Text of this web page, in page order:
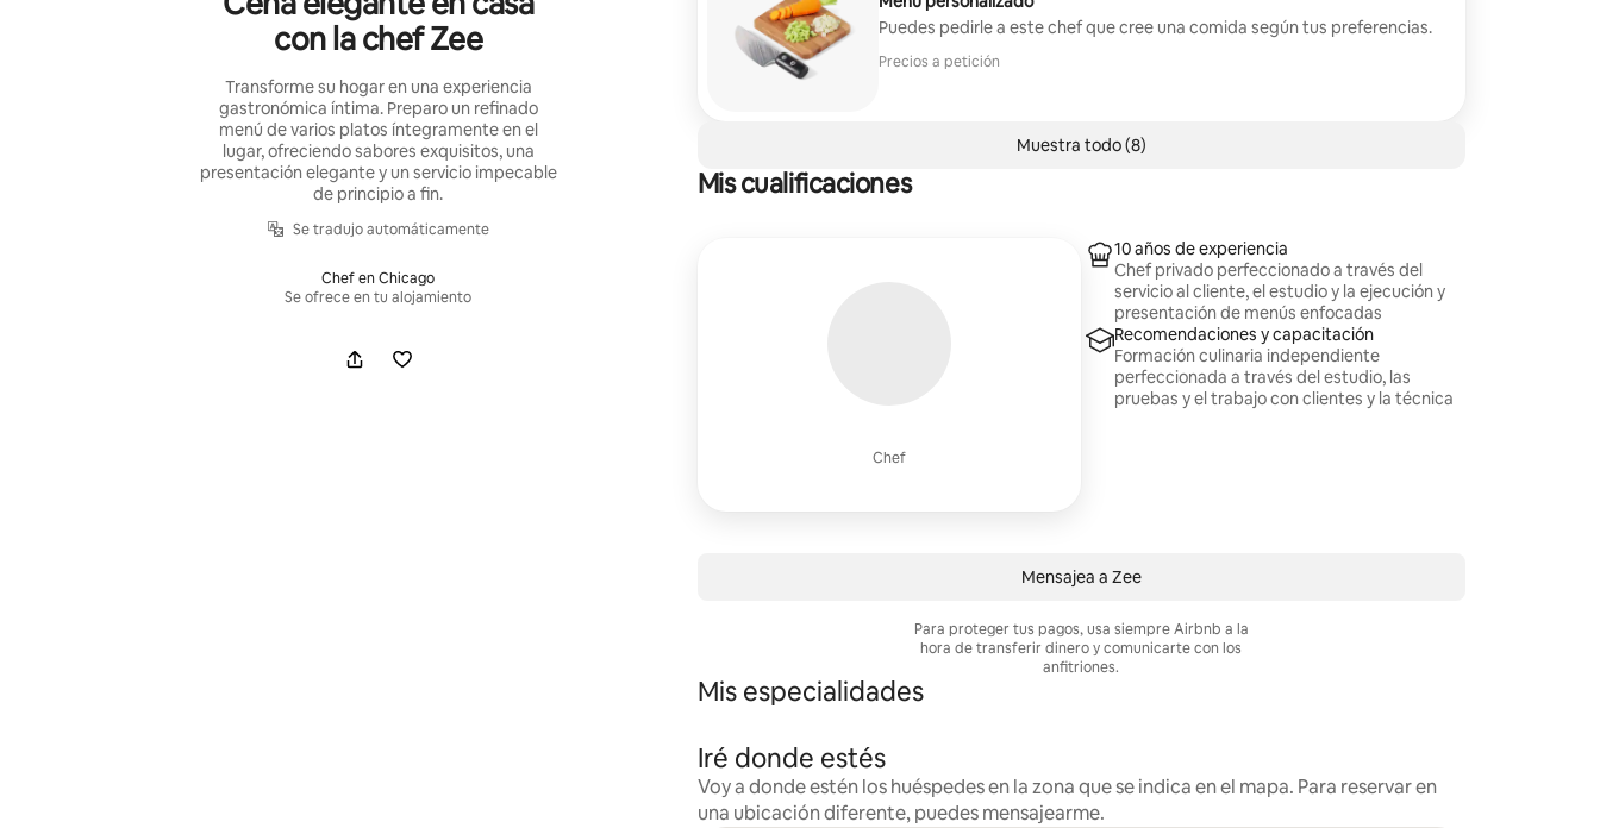
con la chef Zee
Transforme su hogar en una experiencia
gastronómica íntima. Preparo un refinado
menú de varios platos íntegramente en el
lugar, ofreciendo sabores exquisitos, una
presentación elegante y un servicio impecable
de principio a fin.
Se tradujo automáticamente
Chef en Chicago
Se ofrece en tu alojamiento
Puedes pedirle a este chef que cree una comida según tus preferencias.
Precios a petición
Muestra todo (8)
Mis cualificaciones
Chef
10 años de experiencia
Chef privado perfeccionado a través del
servicio al cliente, el estudio y la ejecución y
presentación de menús enfocadas
Recomendaciones y capacitación
Formación culinaria independiente
perfeccionada a través del estudio, las
pruebas y el trabajo con clientes y la técnica
Mensajea a Zee
Para proteger tus pagos, usa siempre Airbnb a la
hora de transferir dinero y comunicarte con los
anfitriones.
Mis especialidades
Iré donde estés
Voy a donde estén los huéspedes en la zona que se indica en el mapa. Para reservar en
una ubicación diferente, puedes mensajearme.